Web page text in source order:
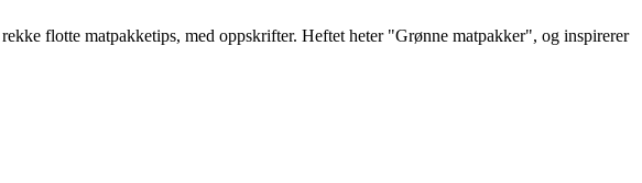
flotte matpakketips, med oppskrifter. Heftet heter "Grønne matpakker", og inspirerer